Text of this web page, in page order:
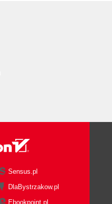
Sensus.pl
DlaBystrzakow.pl
Ebookpoint.pl